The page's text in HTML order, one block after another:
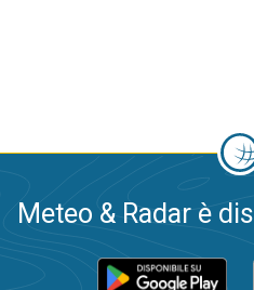
Meteo & Radar è